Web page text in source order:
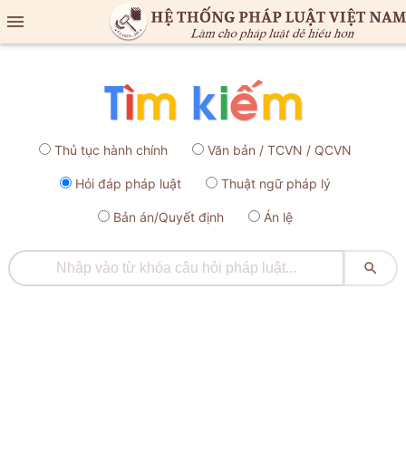

Thủ tục hành chính Văn bản / TCVN / QCVN
Hỏi đáp pháp luật Thuật ngữ pháp lý
Bản án/Quyết định Án lệ
